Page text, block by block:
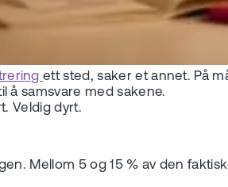
ett sted, saker et annet. På
å samsvare med sakene.
Veldig dyrt.
Mellom 5 og 15 % av den